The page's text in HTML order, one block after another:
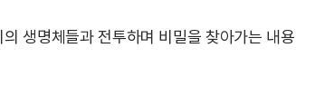
생명체들과 전투하며 비밀을 찾아가는 내용